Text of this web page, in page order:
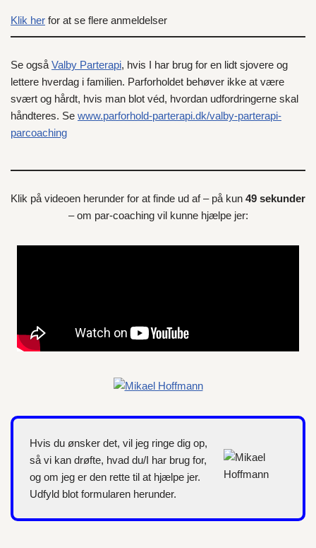
Klik her for at se flere anmeldelser
Se også Valby Parterapi, hvis I har brug for en lidt sjovere og
lettere hverdag i familien. Parforholdet behøver ikke at være
svært og hårdt, hvis man blot véd, hvordan udfordringerne skal
håndteres. Se www.parforhold-parterapi.dk/valby-parterapi-
parcoaching
Klik på videoen herunder for at finde ud af – på kun 49 sekunder
– om par-coaching vil kunne hjælpe jer:
Hvis du ønsker det, vil jeg ringe dig op,
så vi kan drøfte, hvad du/I har brug for,
og om jeg er den rette til at hjælpe jer.
Udfyld blot formularen herunder.